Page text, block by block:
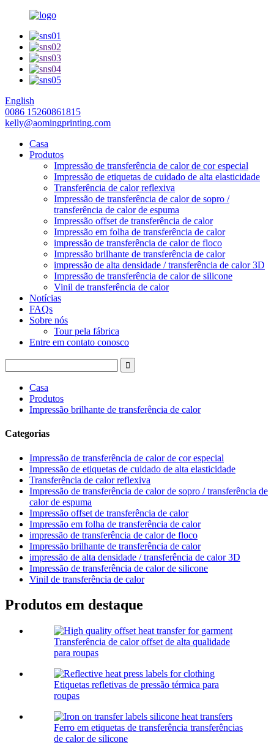
English
0086 15260861815
kelly@aomingprinting.com
Casa
Produtos
Impressão de transferência de calor de cor especial
Impressão de etiquetas de cuidado de alta elasticidade
Transferência de calor reflexiva
Impressão de transferência de calor de sopro /
transferência de calor de espuma
Impressão offset de transferência de calor
Impressão em folha de transferência de calor
impressão de transferência de calor de floco
Impressão brilhante de transferência de calor
impressão de alta densidade / transferência de calor 3D
Impressão de transferência de calor de silicone
Vinil de transferência de calor
Notícias
FAQs
Sobre nós
Tour pela fábrica
Entre em contato conosco
Casa
Produtos
Impressão brilhante de transferência de calor
Categorias
Impressão de transferência de calor de cor especial
Impressão de etiquetas de cuidado de alta elasticidade
Transferência de calor reflexiva
Impressão de transferência de calor de sopro / transferência de
calor de espuma
Impressão offset de transferência de calor
Impressão em folha de transferência de calor
impressão de transferência de calor de floco
Impressão brilhante de transferência de calor
impressão de alta densidade / transferência de calor 3D
Impressão de transferência de calor de silicone
Vinil de transferência de calor
Produtos em destaque
Transferência de calor offset de alta qualidade
para roupas
Etiquetas refletivas de pressão térmica para
roupas
Ferro em etiquetas de transferência transferências
de calor de silicone